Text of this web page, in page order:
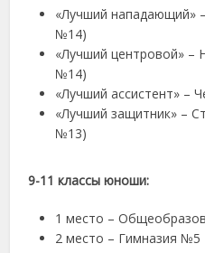
«Лучший нападающий»
№14)
«Лучший центровой» –
№14)
«Лучший ассистент» –
«Лучший защитник» –
№13)
9-11 классы юноши:
1 место –
2 место – Гимназия №5